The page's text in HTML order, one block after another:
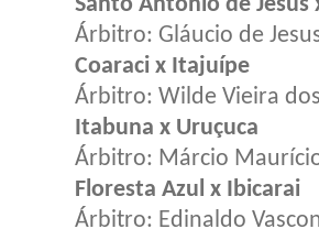
Árbitro: Gláucio de
Coaraci x Itajuípe
Árbitro: Wilde Vieira
Itabuna x Uruçuca
Árbitro: Márcio
Floresta Azul x Ibicarai
Árbitro: Edinaldo